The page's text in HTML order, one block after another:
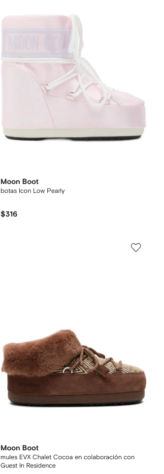
Moon Boot
botas Icon Low Pearly
$316
Moon Boot
mules EVX Chalet Cocoa en colaboración con
Guest In Residence